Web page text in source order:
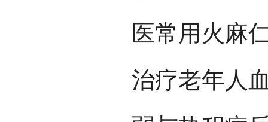
医常用火麻
治疗老年人